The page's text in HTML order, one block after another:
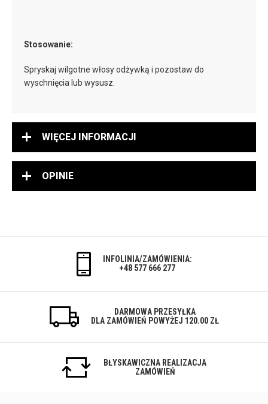
Stosowanie:
Spryskaj wilgotne włosy odżywką i pozostaw do
wyschnięcia lub wysusz.
WIĘCEJ INFORMACJI
OPINIE
INFOLINIA/ZAMÓWIENIA:
+48 577 666 277
DARMOWA PRZESYŁKA
DLA ZAMÓWIEŃ POWYŻEJ 120.00 ZŁ
BŁYSKAWICZNA REALIZACJA
ZAMÓWIEŃ